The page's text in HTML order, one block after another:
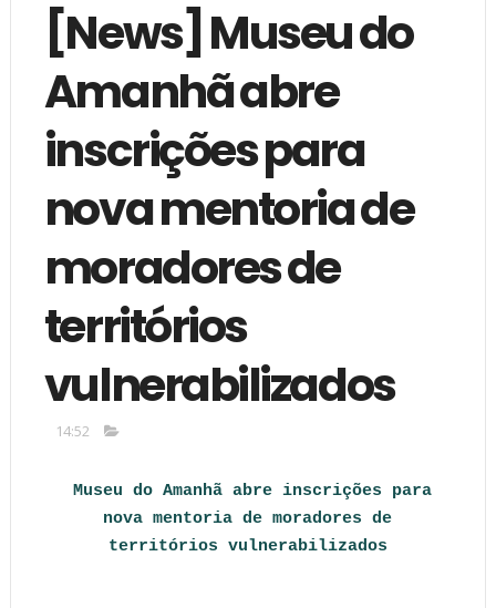
[News] Museu do
Amanhã abre
inscrições para
nova mentoria de
moradores de
territórios
vulnerabilizados
14:52
Museu do Amanhã abre inscrições para
nova mentoria de moradores de
territórios vulnerabilizados